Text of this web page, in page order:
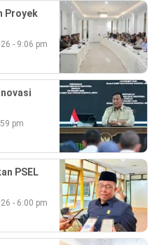
Proyek
- 9:06 pm
pm
PSEL
- 6:00 pm